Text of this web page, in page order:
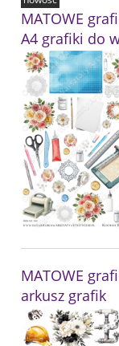
MATOWE
A4 grafiki do
MATOWE
arkusz grafik